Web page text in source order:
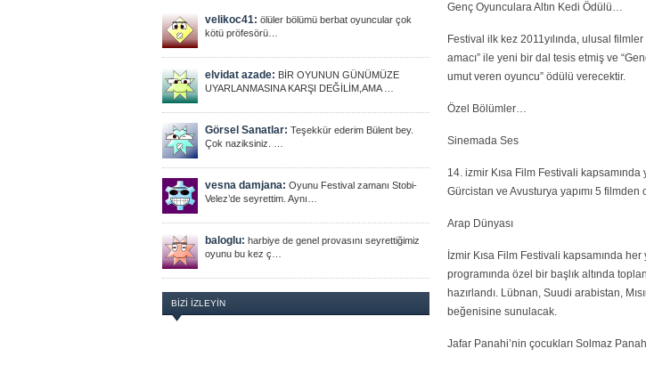
Genç Oyunculara Altın Kedi Ödülü…
Festival ilk kez 2011yılında, ulusal
amacı” ile yeni bir dal tesis etmiş ve
umut veren oyuncu” ödülü verecektir.
Özel Bölümler…
Sinemada Ses
14. izmir Kısa Film Festivali kapsamında
Gürcistan ve Avusturya yapımı 5
Arap Dünyası
İzmir Kısa Film Festivali kapsamında
programında özel bir başlık altında
hazırlandı. Lübnan, Suudi arabistan,
beğenisine sunulacak.
Jafar Panahi’nin çocukları Solmaz
velikoc41: ölüler bölümü berbat oyuncular çok
kötü pröfesörü…
elvidat azade: BİR OYUNUN GÜNÜMÜZE
UYARLANMASINA KARŞI DEĞİLİM,AMA …
Görsel Sanatlar: Teşekkür ederim Bülent bey.
Çok naziksiniz. …
vesna damjana: Oyunu Festival zamanı Stobi-
Velez’de seyrettim. Aynı…
baloglu: harbiye de genel provasını seyrettiğimiz
oyunu bu kez ç…
BIZI İZLEYIN